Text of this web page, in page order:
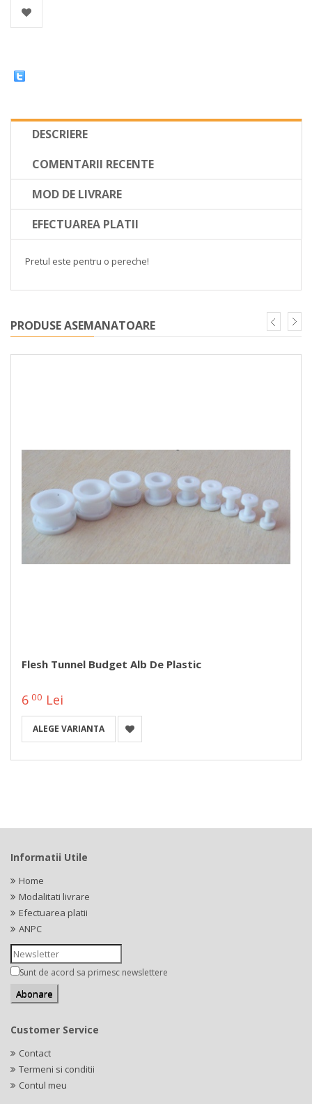
DESCRIERE
COMENTARII RECENTE
MOD DE LIVRARE
EFECTUAREA PLATII
Pretul este pentru o pereche!
PRODUSE ASEMANATOARE
Flesh Tunnel Budget Alb De Plastic
6 00 Lei
ALEGE VARIANTA
Informatii Utile
Home
Modalitati livrare
Efectuarea platii
ANPC
Sunt de acord sa primesc newslettere
Customer Service
Contact
Termeni si conditii
Contul meu